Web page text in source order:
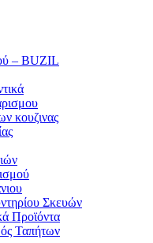
– BUZIL
κουζινας
Σκευών
Προϊόντα
Ταπήτων